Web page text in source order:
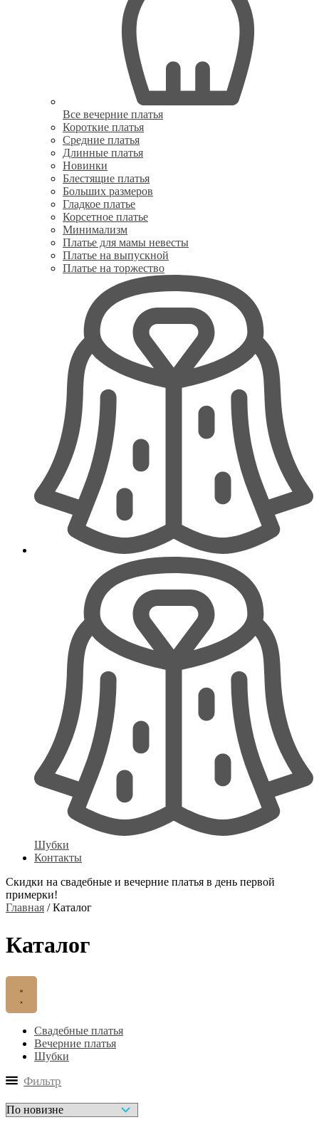
Все вечерние платья
Короткие платья
Средние платья
Длинные платья
Новинки
Блестящие платья
Больших размеров
Гладкое платье
Корсетное платье
Минимализм
Платье для мамы невесты
Платье на выпускной
Платье на торжество
Шубки
Контакты
Скидки на свадебные и вечерние платья в день первой
примерки!
Главная / Каталог
Каталог
Свадебные платья
Вечерние платья
Шубки
Фильтр